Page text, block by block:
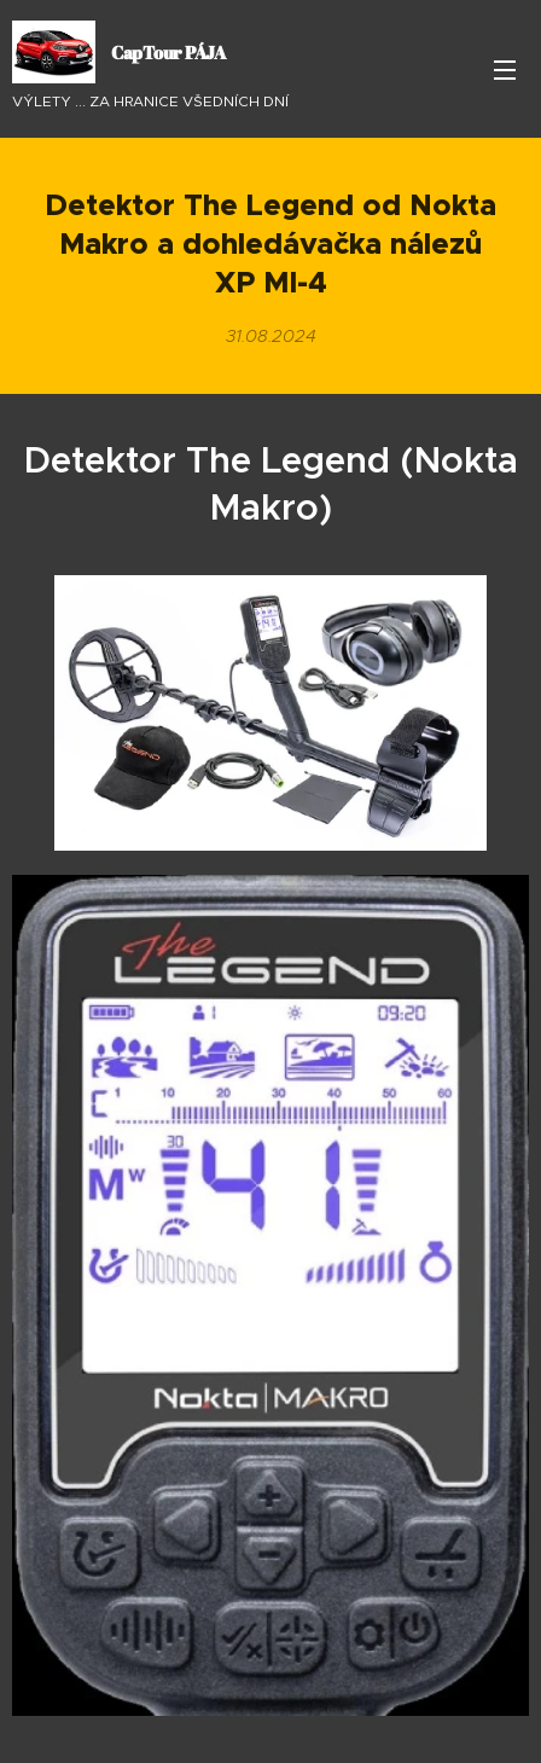
CapTour PÁJA
VÝLETY ... ZA HRANICE VŠEDNÍCH DNÍ
Detektor The Legend od Nokta
Makro a dohledávačka nálezů
XP MI-4
31.08.2024
Detektor The Legend (Nokta
Makro)